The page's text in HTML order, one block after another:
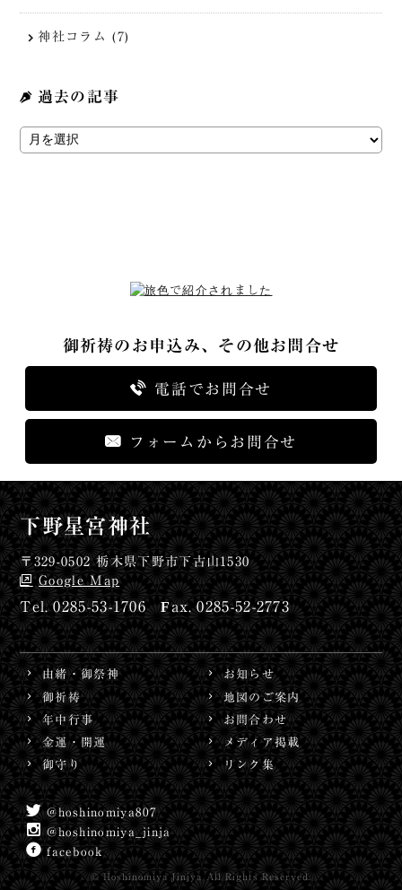
神社コラム (7)
過去の記事
御祈祷のお申込み、その他お問合せ
電話でお問合せ
フォームからお問合せ
下野星宮神社
〒329-0502 栃木県下野市下古山1530
Google Map
0285-53-1706 0285-52-2773
由緒・御祭神
御祈祷
年中行事
金運・開運
御守り
お知らせ
地図のご案内
お問合わせ
メディア掲載
リンク集
@hoshinomiya807
@hoshinomiya_jinja
facebook
© Hoshinomiya Jinjya All Rights Reserved.